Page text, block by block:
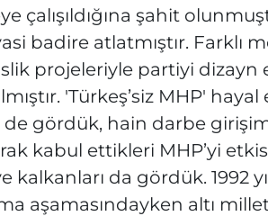
çalışıldığına şahit
badire atlatmıştır. Farklı
projeleriyle partiyi dizayn
'Türkeş’siz MHP'
gördük, hain darbe
kabul ettikleri MHP’yi
kalkanları da gördük. 1992
aşamasındayken altı